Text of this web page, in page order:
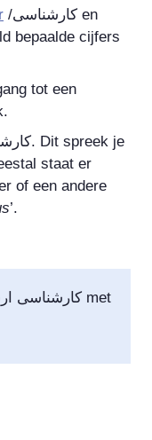
/کارشناسی en
bepaalde cijfers
tot een
. Dit spreek je
staat er
of een andere
’.
کارشناسی met